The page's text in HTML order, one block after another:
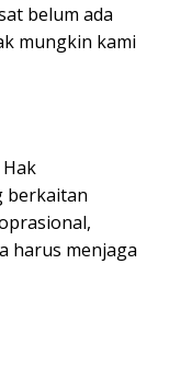
belum ada
mungkin kami
berkaitan
harus menjaga